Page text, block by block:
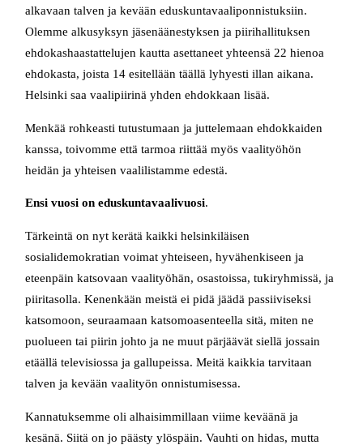
alkavaan talven ja kevään eduskuntavaaliponnistuksiin.
Olemme alkusyksyn jäsenäänestyksen ja piirihallituksen
ehdokashaastattelujen kautta asettaneet yhteensä 22 hienoa
ehdokasta, joista 14 esitellään täällä lyhyesti illan aikana.
Helsinki saa vaalipiirinä yhden ehdokkaan lisää.
Menkää rohkeasti tutustumaan ja juttelemaan ehdokkaiden
kanssa, toivomme että tarmoa riittää myös vaalityöhön
heidän ja yhteisen vaalilistamme edestä.
Ensi vuosi on eduskuntavaalivuosi.
Tärkeintä on nyt kerätä kaikki helsinkiläisen
sosialidemokratian voimat yhteiseen, hyvähenkiseen ja
eteenpäin katsovaan vaalityöhän, osastoissa, tukiryhmissä, ja
piiritasolla. Kenenkään meistä ei pidä jäädä passiiviseksi
katsomoon, seuraamaan katsomoasenteella sitä, miten ne
puolueen tai piirin johto ja ne muut pärjäävät siellä jossain
etäällä televisiossa ja gallupeissa. Meitä kaikkia tarvitaan
talven ja kevään vaalityön onnistumisessa.
Kannatuksemme oli alhaisimmillaan viime keväänä ja
kesänä. Siitä on jo päästy ylöspäin. Vauhti on hidas, mutta